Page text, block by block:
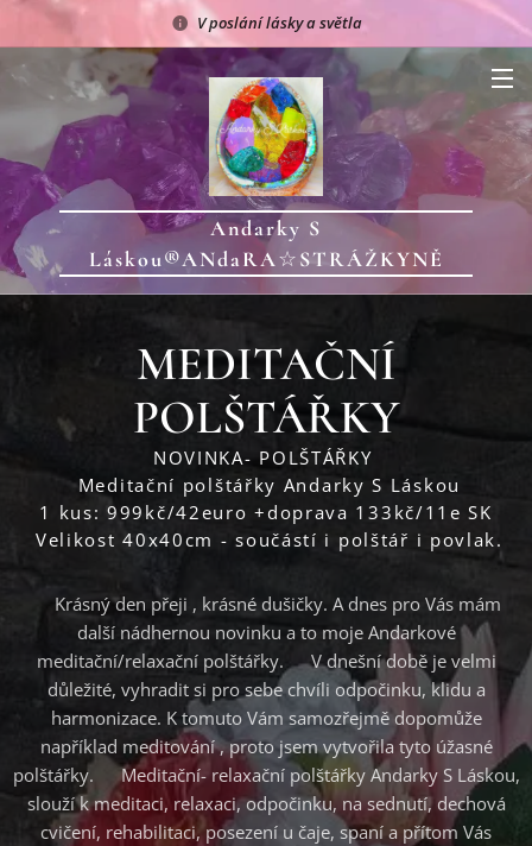
V poslání lásky a světla
Andarky S
Láskou®ANdaRA☆STRÁŽKYNĚ
ANDAREK☆
MEDITAČNÍ
POLŠTÁŘKY
♥♥♥NOVINKA- POLŠTÁŘKY♥♥♥
♥Meditační polštářky Andarky S Láskou♥
1 kus: 999kč/42euro +doprava 133kč/11e SK
Velikost 40x40cm - součástí i polštář i povlak.
♥Krásný den přeji , krásné dušičky. A dnes pro Vás mám
další nádhernou novinku a to moje Andarkové
meditační/relaxační polštářky. ♥V dnešní době je velmi
důležité, vyhradit si pro sebe chvíli odpočinku, klidu a
harmonizace. K tomuto Vám samozřejmě dopomůže
například meditování , proto jsem vytvořila tyto úžasné
polštářky. ♥Meditační- relaxační polštářky Andarky S Láskou,
slouží k meditaci, relaxaci, odpočinku, na sednutí, dechová
cvičení, rehabilitaci, posezení u čaje, spaní a přítom Vás